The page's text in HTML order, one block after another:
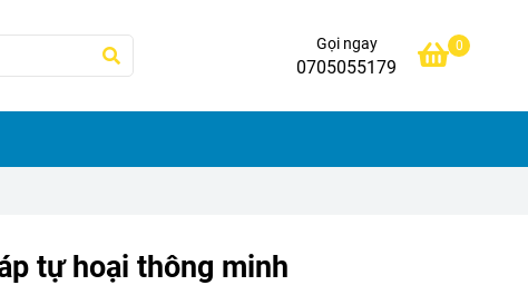
Gọi ngay
0705055179
0
tự hoại thông minh